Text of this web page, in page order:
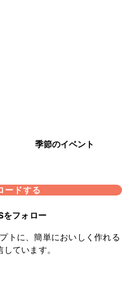
季節のイベント
ードする
をフォロー
トに、簡単においしく作れる
ています。